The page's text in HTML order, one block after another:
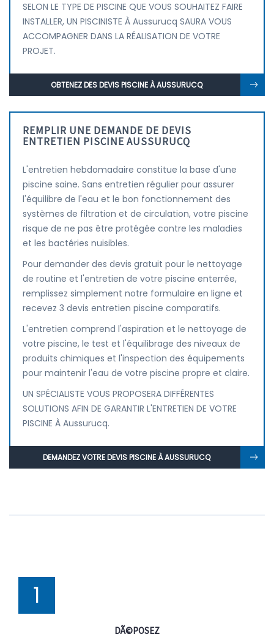
SELON LE TYPE DE PISCINE QUE VOUS SOUHAITEZ FAIRE
INSTALLER, UN PISCINISTE À Aussurucq SAURA VOUS
ACCOMPAGNER DANS LA RÉALISATION DE VOTRE
PROJET.
OBTENEZ DES DEVIS PISCINE À AUSSURUCQ
REMPLIR UNE DEMANDE DE DEVIS
ENTRETIEN PISCINE AUSSURUCQ
L'entretien hebdomadaire constitue la base d'une
piscine saine. Sans entretien régulier pour assurer
l'équilibre de l'eau et le bon fonctionnement des
systèmes de filtration et de circulation, votre piscine
risque de ne pas être protégée contre les maladies
et les bactéries nuisibles.
Pour demander des devis gratuit pour le nettoyage
de routine et l'entretien de votre piscine enterrée,
remplissez simplement notre formulaire en ligne et
recevez 3 devis entretien piscine comparatifs.
L'entretien comprend l'aspiration et le nettoyage de
votre piscine, le test et l'équilibrage des niveaux de
produits chimiques et l'inspection des équipements
pour maintenir l'eau de votre piscine propre et claire.
UN SPÉCIALISTE VOUS PROPOSERA DIFFÉRENTES
SOLUTIONS AFIN DE GARANTIR L'ENTRETIEN DE VOTRE
PISCINE À Aussurucq.
DEMANDEZ VOTRE DEVIS PISCINE À AUSSURUCQ
1
DÃ©POSEZ